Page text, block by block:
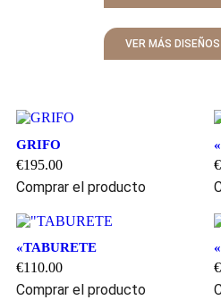
VER MÁS
GRIFO
€195.00
Comprar el producto
€
«TABURETE
€110.00
Comprar el producto
€